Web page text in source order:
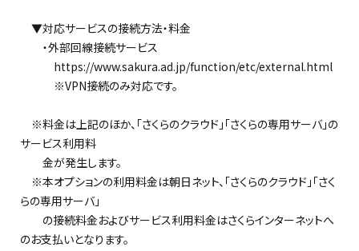
▼対応サービスの接続方法・料金
・外部回線接続サービス
https://www.sakura.ad.jp/function/etc/external.html
※VPN接続のみ対応です。
※料金は上記のほか、「さくらのクラウド」「さくらの専用サーバ」の
サービス利用料
金が発生します。
※本オプションの利用料金は朝日ネット、「さくらのクラウド」「さく
らの専用サーバ」
の接続料金およびサービス利用料金はさくらインターネットへ
のお支払いとなります。